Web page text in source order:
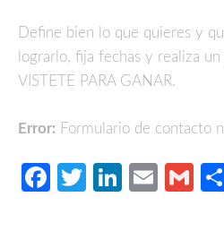
Define bien lo que quieres y
lograrlo, fija fechas y realiza
VISTETE PARA GANAR.
Error: Formulario de contacto
Facebook
TwitterLinkedIn
Email